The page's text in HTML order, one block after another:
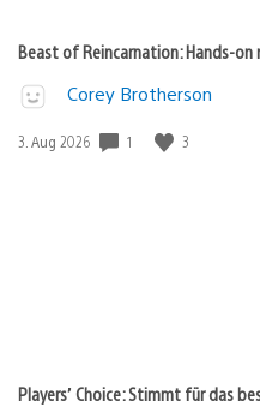
Beast of Reincarnation: Hands-on
Corey Brotherson
Veröffentlichungsdatum:
3. Aug 2026 1 3
Players’ Choice: Stimmt für das